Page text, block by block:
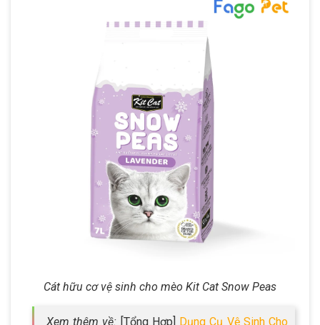
Cát hữu cơ vệ sinh cho mèo Kit Cat Snow Peas
Xem thêm về: [Tổng Hợp] Dụng Cụ Vệ Sinh Cho